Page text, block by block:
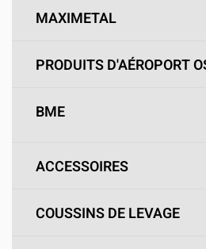
MAXIMETAL
PRODUITS D'AÉROPORT
BME
ACCESSOIRES
COUSSINS DE LEVAGE